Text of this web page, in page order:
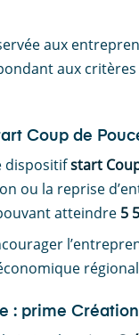
aux
aux
Coup de
dispositifstart
ou la reprise
atteindre 5
: prime Création